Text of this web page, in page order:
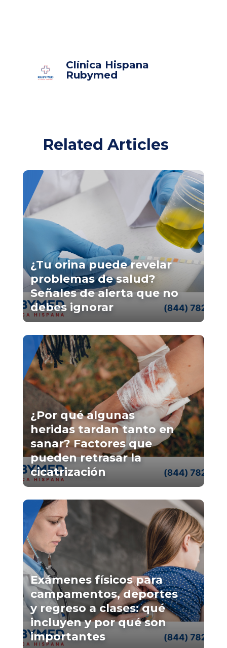
Clínica Hispana
Rubymed
Related Articles
¿Tu orina puede revelar
problemas de salud?
Señales de alerta que no
debes ignorar
¿Por qué algunas
heridas tardan tanto en
sanar? Factores que
pueden retrasar la
cicatrización
Exámenes físicos para
campamentos, deportes
y regreso a clases: qué
incluyen y por qué son
importantes